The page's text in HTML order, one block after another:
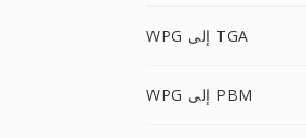
WPG إلى TGA
WPG إلى PBM